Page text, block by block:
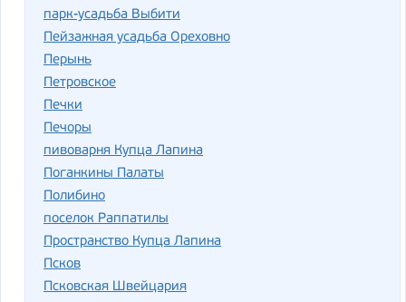
парк-усадьба Выбити
Пейзажная усадьба Ореховно
Перынь
Петровское
Печки
Печоры
пивоварня Купца Лапина
Поганкины Палаты
Полибино
поселок Раппатилы
Пространство Купца Лапина
Псков
Псковская Швейцария